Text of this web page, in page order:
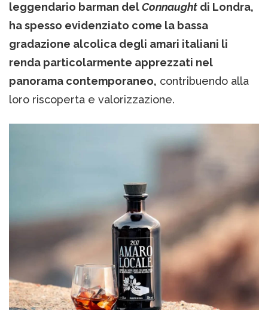
leggendario barman delConnaught di Londra,
ha spesso evidenziato come la bassa
gradazione alcolica degli amari italiani li
renda particolarmente apprezzati nel
panorama contemporaneo, contribuendo alla
loro riscoperta e valorizzazione.